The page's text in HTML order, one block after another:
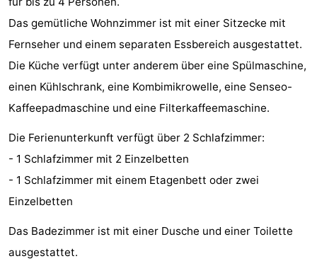
Dunimar
Noordwijkse
Duinen
Parc
Hotels
Frühstück)
Strand
&
tun
-
Museen
-
Das gemütliche Wohnzimmer ist mit einer Sitzecke mit
Fernseher und einem separaten Essbereich ausgestattet.
Die Küche verfügt unter anderem über eine Spülmaschine,
einen Kühlschrank, eine Kombimikrowelle, eine Senseo-
Kaffeepadmaschine und eine Filterkaffeemaschine.
Die Ferienunterkunft verfügt über 2 Schlafzimmer:
- 1 Schlafzimmer mit 2 Einzelbetten
- 1 Schlafzimmer mit einem Etagenbett oder zwei
Einzelbetten
Das Badezimmer ist mit einer Dusche und einer Toilette
ausgestattet.